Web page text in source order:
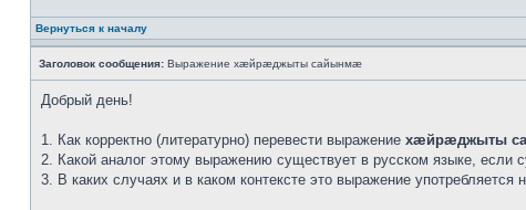
Вернуться к началу
Заголовок сообщения: Выражение хæйрæджыты сайынмæ
Добрый день!
1. Как корректно (литературно) перевести выражение хæйрæджыты
2. Какой аналог этому выражению существует в русском языке, если
3. В каких случаях и в каком контексте это выражение употребляется